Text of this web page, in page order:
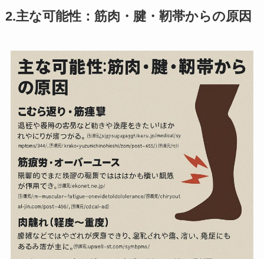
2.主な可能性：筋肉・腱・靭帯からの原因